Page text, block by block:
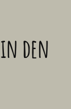
den